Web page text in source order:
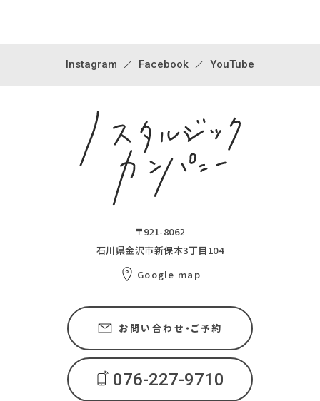
Instagram Facebook YouTube
〒921-8062
石川県金沢市新保本3丁目104
Google map
お問い合わせ・ご予約
076-227-9710